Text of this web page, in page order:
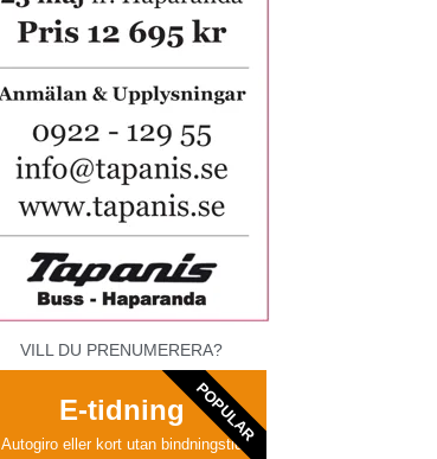
VILL DU PRENUMERERA?
E-tidning
Autogiro eller kort utan bindningstid
POPULAR